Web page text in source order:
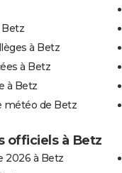
à Betz
à Betz
à Betz
météo de Betz
officiels à Betz
2026 à Betz